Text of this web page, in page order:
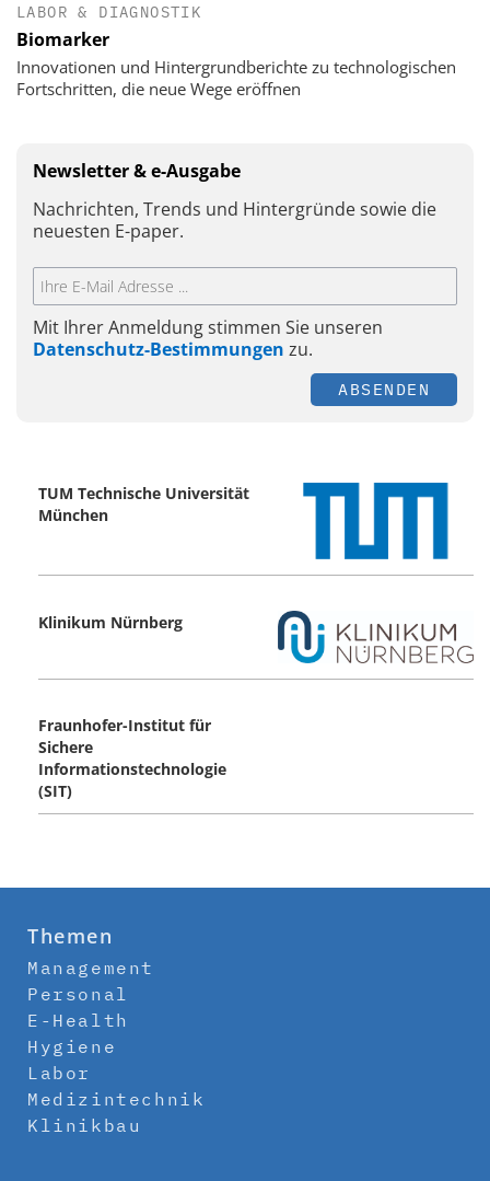
LABOR & DIAGNOSTIK
Biomarker
Innovationen und Hintergrundberichte zu technologischen
Fortschritten, die neue Wege eröffnen
Newsletter & e-Ausgabe
Nachrichten, Trends und Hintergründe sowie die
neuesten E-paper.
Mit Ihrer Anmeldung stimmen Sie unseren
Datenschutz-Bestimmungen zu.
ABSENDEN
TUM Technische Universität
München
Klinikum Nürnberg
Fraunhofer-Institut für
Sichere
Informationstechnologie
(SIT)
Themen
Management
Personal
E-Health
Hygiene
Labor
Medizintechnik
Klinikbau